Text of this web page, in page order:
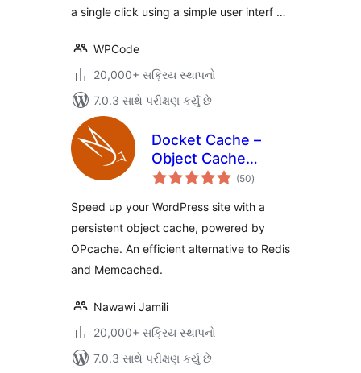
a single click using a simple user interf …
WPCode
20,000+ સક્રિય સ્થાપનો
7.0.3 સાથે પરીક્ષણ કર્યું છે
Docket Cache –
Object Cache
Accelerator (50કુલ
રેટિંગ્સ
)
Speed up your WordPress site with a
persistent object cache, powered by
OPcache. An efficient alternative to Redis
and Memcached.
Nawawi Jamili
20,000+ સક્રિય સ્થાપનો
7.0.3 સાથે પરીક્ષણ કર્યું છે